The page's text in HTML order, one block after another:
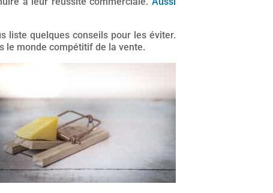
liste quelques conseils pour les éviter.
le monde compétitif de la vente.